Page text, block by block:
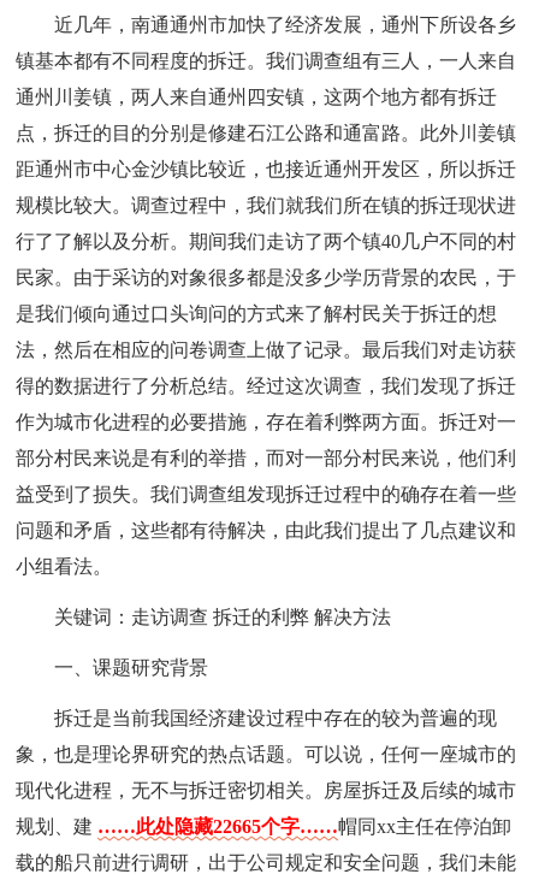
近几年，南通通州市加快了经济发展，通州下所设各乡
镇基本都有不同程度的拆迁。我们调查组有三人，一人来自
通州川姜镇，两人来自通州四安镇，这两个地方都有拆迁
点，拆迁的目的分别是修建石江公路和通富路。此外川姜镇
距通州市中心金沙镇比较近，也接近通州开发区，所以拆迁
规模比较大。调查过程中，我们就我们所在镇的拆迁现状进
行了了解以及分析。期间我们走访了两个镇40几户不同的村
民家。由于采访的对象很多都是没多少学历背景的农民，于
是我们倾向通过口头询问的方式来了解村民关于拆迁的想
法，然后在相应的问卷调查上做了记录。最后我们对走访获
得的数据进行了分析总结。经过这次调查，我们发现了拆迁
作为城市化进程的必要措施，存在着利弊两方面。拆迁对一
部分村民来说是有利的举措，而对一部分村民来说，他们利
益受到了损失。我们调查组发现拆迁过程中的确存在着一些
问题和矛盾，这些都有待解决，由此我们提出了几点建议和
小组看法。
关键词：走访调查 拆迁的利弊 解决方法
一、课题研究背景
拆迁是当前我国经济建设过程中存在的较为普遍的现
象，也是理论界研究的热点话题。可以说，任何一座城市的
现代化进程，无不与拆迁密切相关。房屋拆迁及后续的城市
规划、建 ……此处隐藏22665个字……帽同xx主任在停泊卸
载的船只前进行调研，出于公司规定和安全问题，我们未能